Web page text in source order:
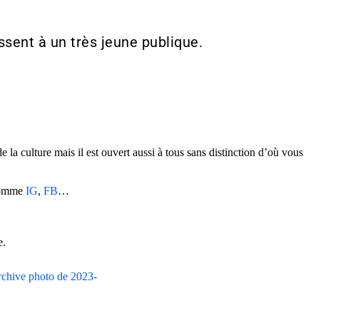
à un très jeune publique.
la culture mais il est ouvert aussi à tous sans distinction d’où vous
IG, FB…